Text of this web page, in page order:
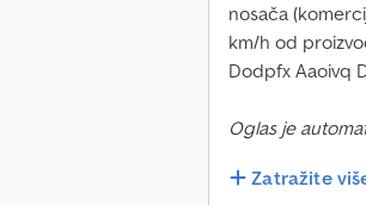
nosača
km/h od
Dodpfx Aaoivq
Oglas je
Zatražite